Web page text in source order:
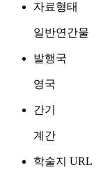
자료형태
일반연간물
발행국
영국
간기
계간
학술지 URL